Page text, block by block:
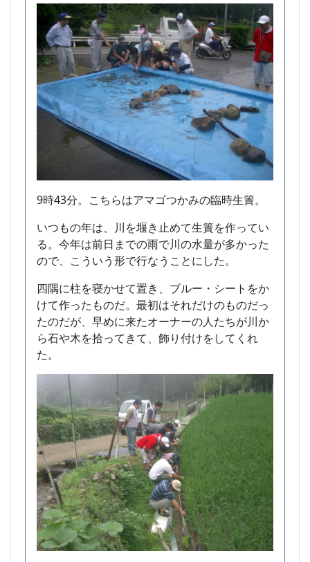
9時43分。こちらはアマゴつかみの臨時生簀。
いつもの年は、川を堰き止めて生簀を作ってい
る。今年は前日までの雨で川の水量が多かった
ので、こういう形で行なうことにした。
四隅に柱を寝かせて置き、ブルー・シートをか
けて作ったものだ。最初はそれだけのものだっ
たのだが、早めに来たオーナーの人たちが川か
ら石や木を拾ってきて、飾り付けをしてくれ
た。